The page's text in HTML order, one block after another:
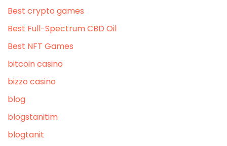
Best crypto games
Best Full-Spectrum CBD Oil
Best NFT Games
bitcoin casino
bizzo casino
blog
blogstanitim
blogtanit